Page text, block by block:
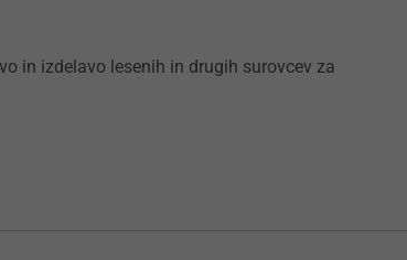
in izdelavo lesenih in drugih surovcev za